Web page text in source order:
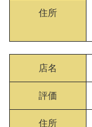
住所
店名
評価
住所